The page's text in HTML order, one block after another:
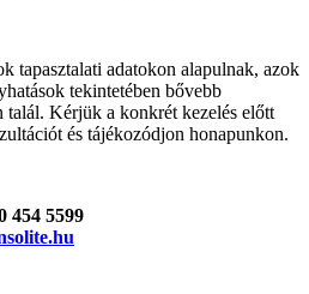
tapasztalati adatokon alapulnak, azok
tekintetében bővebb
Kérjük a konkrét kezelés előtt
és tájékozódjon honapunkon.
454 5599